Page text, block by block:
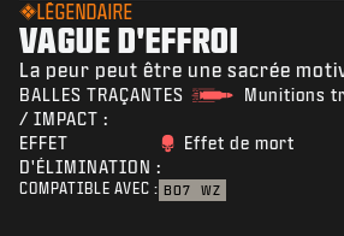
LÉGENDAIRE
VAGUE D'EFFROI
La peur peut être une sacrée
BALLES TRAÇANTES
/ IMPACT :
Munitions
EFFET
D'ÉLIMINATION :
Effet de mort
COMPATIBLE AVEC : BO7 WZ